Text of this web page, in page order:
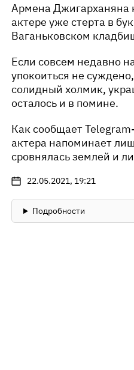
Армена Джигарханяна
актере уже стерта в
Ваганьковском
Если совсем недавно
упокоиться не
солидный холмик,
осталось и в помине.
Как сообщает
актера напоминает
сровнялась землей и
22.05.2021, 19:21
Подробности